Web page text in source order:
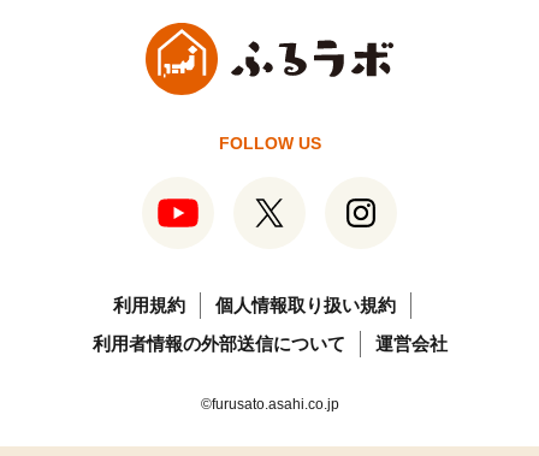
FOLLOW US
利用規約
個人情報取り扱い規約
利用者情報の外部送信について
運営会社
©furusato.asahi.co.jp